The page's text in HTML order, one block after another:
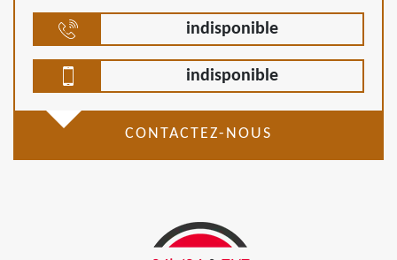
indisponible
indisponible
CONTACTEZ-NOUS